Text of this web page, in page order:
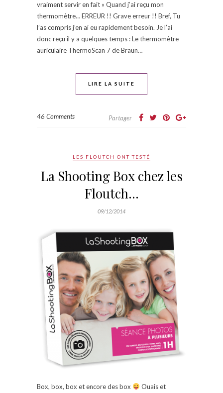
vraiment servir en fait » Quand j’ai reçu mon
thermomètre… ERREUR !! Grave erreur !! Bref, Tu
l’as compris j’en ai eu rapidement besoin. Je l’ai
donc reçu il y a quelques temps : Le thermomètre
auriculaire ThermoScan 7 de Braun…
LIRE LA SUITE
46 Comments Partager
LES FLOUTCH ONT TESTÉ
La Shooting Box chez les
Floutch…
09/12/2014
Box, box, box et encore des box
Ouais et